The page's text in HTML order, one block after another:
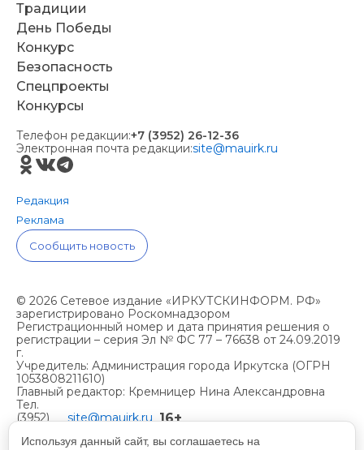
Традиции
День Победы
Конкурс
Безопасность
Спецпроекты
Конкурсы
Телефон редакции:+7 (3952) 26-12-36
Электронная почта редакции:site@mauirk.ru
Редакция
Реклама
Сообщить новость
© 2026 Сетевое издание «ИРКУТСКИНФОРМ. РФ»
зарегистрировано Роскомнадзором
Регистрационный номер и дата принятия решения о
регистрации – серия Эл № ФС 77 – 76638 от 24.09.2019
г.
Учредитель: Администрация города Иркутска (ОГРН
1053808211610)
Главный редактор: Кремницер Нина Александровна
Тел.
(3952)
site@mauirk.ru 16+
Используя данный сайт, вы соглашаетесь на